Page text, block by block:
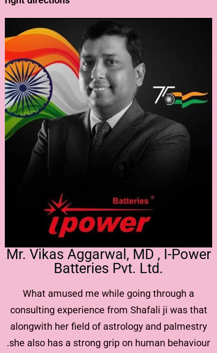
Mr. Vikas Aggarwal, MD , I-Power
Batteries Pvt. Ltd.
What amused me while going through a
consulting experience from Shafali ji was that
alongwith her field of astrology and palmestry
.she also has a strong grip on human behaviour